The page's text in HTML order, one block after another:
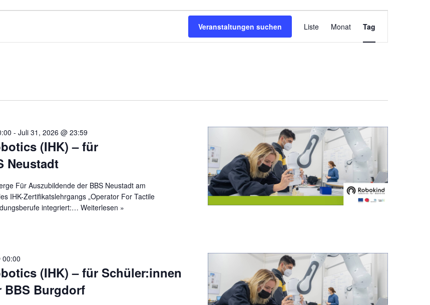
Veranstaltungen suchen
Ansichten-
Liste Monat Tag
(IHK) – für
Neustadt
- Juli 31, 2026 @ 23:59
Für Auszubildende der BBS Neustadt am
IHK-Zertifikatslehrgangs „Operator For Tactile
integriert:… Weiterlesen »
(IHK) – für Schüler:innen
BBS Burgdorf
00:00